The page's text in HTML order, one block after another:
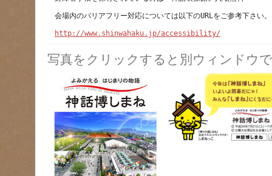
http://www.shinwahaku.jp/accessibility/
写真をクリックすると別ウィンドウ